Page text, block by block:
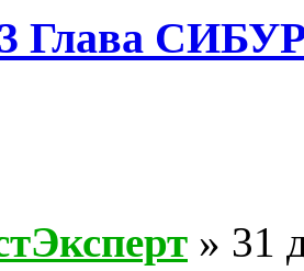
Глава
» 31